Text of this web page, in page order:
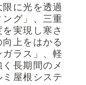
に光を透過
グ」、三重
実現し寒さ
上をはかる
ガラス」、軽
長期間のメ
屋根システ